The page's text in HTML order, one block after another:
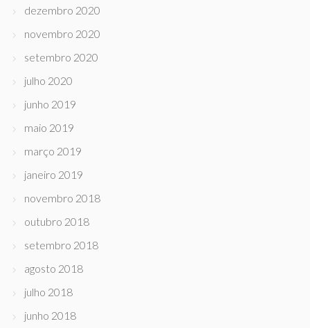
dezembro 2020
novembro 2020
setembro 2020
julho 2020
junho 2019
maio 2019
março 2019
janeiro 2019
novembro 2018
outubro 2018
setembro 2018
agosto 2018
julho 2018
junho 2018